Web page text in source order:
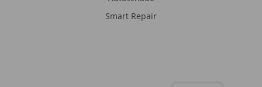
Smart Repair